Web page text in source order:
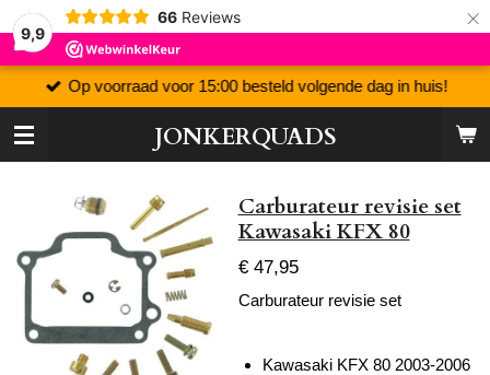
9,9
66 Reviews ×
JONKERQUADS
Op voorraad voor 15:00 besteld volgende dag in huis!
Carburateur revisie set
Kawasaki KFX 80
€ 47,95
Carburateur revisie set
Kawasaki KFX 80 2003-2006